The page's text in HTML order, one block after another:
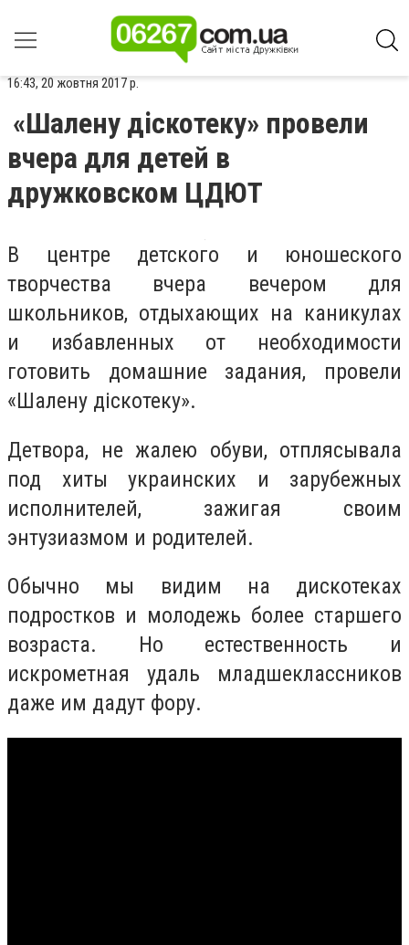
16:43, 20 жовтня 2017 р.
«Шалену дiскотеку» провели
вчера для детей в
дружковском ЦДЮТ
В центре детского и юношеского
творчества вчера вечером для
школьников, отдыхающих на каникулах
и избавленных от необходимости
готовить домашние задания, провели
«Шалену дicкотеку».
Детвора, не жалею обуви, отплясывала
под хиты украинских и зарубежных
исполнителей, зажигая своим
энтузиазмом и родителей.
Обычно мы видим на дискотеках
подростков и молодежь более старшего
возраста. Но естественность и
искрометная удаль младшеклассников
даже им дадут фору.